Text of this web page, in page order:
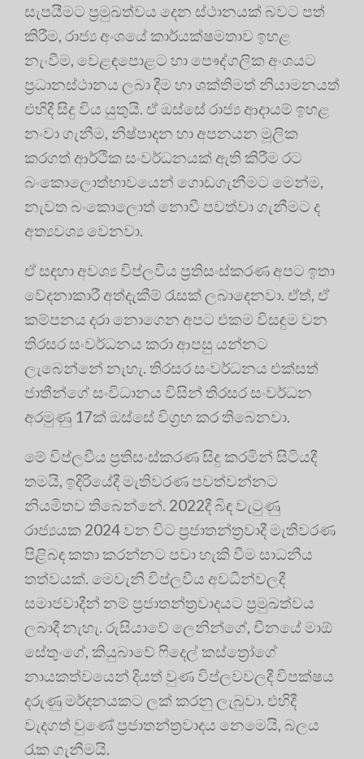
සැපයීමට ප්‍රමුඛත්වය දෙන ස්ථානයක් බවට පත්
කිරීම, රාජ්‍ය අංශයේ කාර්යක්ෂමතාව ඉහළ
නැංවීම, වෙළඳපොළට හා පෞද්ගලික අංශයට
ප්‍රධානස්ථානය ලබා දීම හා ශක්තිමත් නියාමනයත්
එහිදී සිදු විය යුතුයි. ඒ ඔස්සේ රාජ්‍ය ආදායම් ඉහළ
නංවා ගැනීම, නිෂ්පාදන හා අපනයන මූලික
කරගත් ආර්ථික සංවර්ධනයක් ඇති කිරීම රට
බංකොලොත්භාවයෙන් ගොඩගැනීමට මෙන්ම,
නැවත බංකොලොත් නොවී පවත්වා ගැනීමට ද
අත්‍යවශ්‍ය වෙනවා.
ඒ සඳහා අවශ්‍ය විප්ලවීය ප්‍රතිසංස්කරණ අපට ඉතා
වේදනාකාරී අත්දැකීම් රැසක් ලබාදෙනවා. ඒත්, ඒ
කම්පනය දරා නොගෙන අපට එකම විසඳුම වන
තිරසර සංවර්ධනය කරා ආපසු යන්නට
ලැබෙන්නේ නැහැ. තිරසර සංවර්ධනය එක්සත්
ජාතීන්ගේ සංවිධානය විසින් තිරසර සංවර්ධන
අරමුණු 17ක් ඔස්සේ විග්‍රහ කර තිබෙනවා.
මේ විප්ලවීය ප්‍රතිසංස්කරණ සිදු කරමින් සිටියදී
තමයි, ඉදිරියේදී මැතිවරණ පවත්වන්නට
නියමිතව තිබෙන්නේ. 2022දී බිඳ වැටුණු
රාජ්‍යයක 2024 වන විට ප්‍රජාතන්ත්‍රවාදී මැතිවරණ
පිළිබඳ කතා කරන්නට පවා හැකි වීම සාධනීය
තත්වයක්. මෙවැනි විප්ලවීය අවධීන්වලදී
සමාජවාදීන් නම් ප්‍රජාතන්ත්‍රවාදයට ප්‍රමුඛත්වය
ලබාදී නැහැ. රුසියාවේ ලෙනින්ගේ, චීනයේ මාඕ
සේතුංගේ, කියුබාවේ ෆිදෙල් කස්ත්‍රෝගේ
නායකත්වයෙන් දියත් වුණ විප්ලවවලදී විපක්ෂය
දරුණු මර්දනයකට ලක් කරනු ලැබුවා. එහිදී
වැදගත් වුණේ ප්‍රජාතන්ත්‍රවාදය නෙමෙයි, බලය
රැක ගැනීමයි.